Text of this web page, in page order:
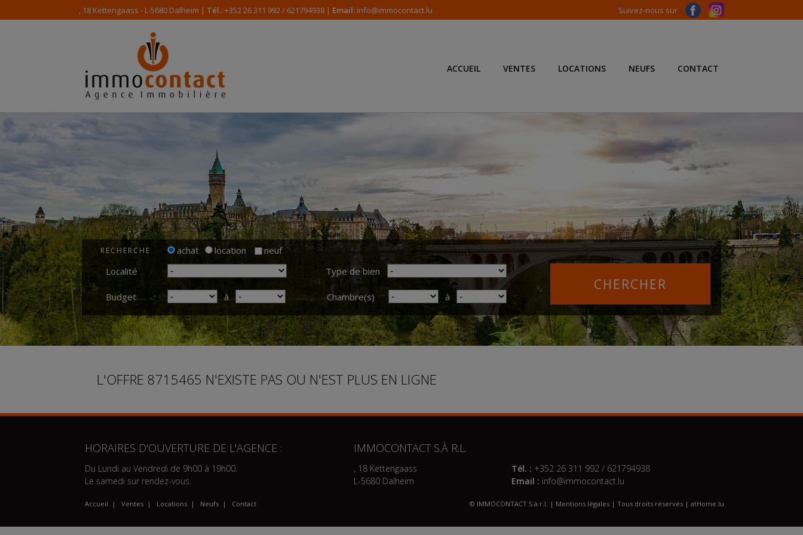
, 18 Kettengaass - L-5680 Dalheim | Tél.:+352 26 311 992 / 621794938 | Email: info@immocontact.lu Suivez-nous sur
ACCUEIL VENTES LOCATIONS NEUFS CONTACT
RECHERCHE achat location
neuf
Localité
Type de bien
Budget à Chambre(s) à
L'OFFRE 8715465 N'EXISTE PAS OU N'EST PLUS EN LIGNE
HORAIRES D'OUVERTURE DE L'AGENCE :
Du Lundi au Vendredi de 9h00 à 19h00.
Le samedi sur rendez-vous.
IMMOCONTACT S.À R.L.
, 18 Kettengaass
L-5680 Dalheim
Tél. : +352 26 311 992 / 621794938
Email : info@immocontact.lu
Accueil | Ventes | Locations | Neufs | Contact © IMMOCONTACT S.à r.l. | Mentions légales | Tous droits réservés | atHome.lu